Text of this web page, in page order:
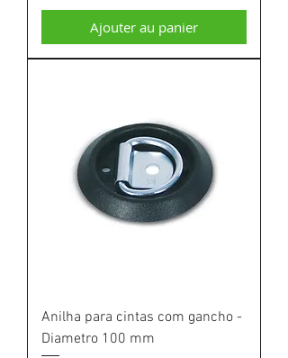
Ajouter au panier
Anilha para cintas com gancho -
Diametro 100 mm